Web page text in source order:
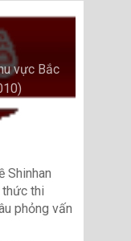
vực Bắc
Shinhan
thức thi
phỏng vấn